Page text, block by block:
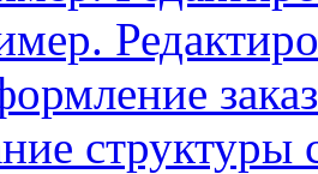
структуры